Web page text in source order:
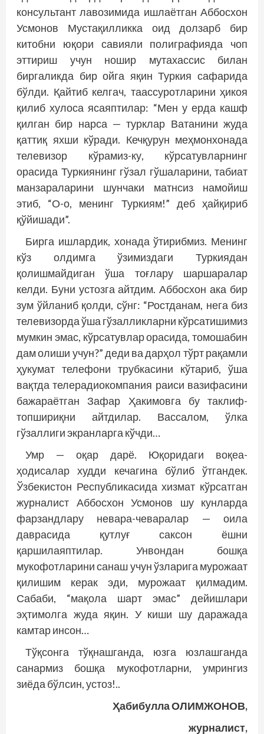
консультант лавозимида ишлаётган Аббосхон
Усмонов Мустақилликка оид долзарб бир
китобни юқори савияли полиграфияда чоп
эттириш учун ношир мутахассис билан
биргаликда бир ойга яқин Туркия сафарида
бўлди. Қайтиб келгач, таассуротларини ҳикоя
қилиб хулоса ясаяптилар: “Мен у ерда кашф
қилган бир нарса — турклар Ватанини жуда
қаттиқ яхши кўради. Кечқурун меҳмонхонада
телевизор кўрамиз-ку, кўрсатувларнинг
орасида Туркиянинг гўзал гўшаларини, табиат
манзараларини шунчаки матнсиз намойиш
этиб, “О-о, менинг Туркиям!” деб ҳайқириб
қўйишади”.
Бирга ишлардик, хонада ўтирибмиз. Менинг
кўз олдимга ўзимиздаги Туркиядан
қолишмайдиган ўша тоғлару шаршаралар
келди. Буни устозга айтдим. Аббосхон ака бир
зум ўйланиб қолди, сўнг: “Ростданам, нега биз
телевизорда ўша гўзалликларни кўрсатишимиз
мумкин эмас, кўрсатувлар орасида, томошабин
дам олиши учун?” деди ва дарҳол тўрт рақамли
ҳукумат телефони трубкасини кўтариб, ўша
вақтда телерадиокомпания раиси вазифасини
бажараётган Зафар Ҳакимовга бу таклиф-
топшириқни айтдилар. Вассалом, ўлка
гўзаллиги экранларга кўчди…
Умр — оқар дарё. Юқоридаги воқеа-
ҳодисалар худди кечагина бўлиб ўтгандек.
Ўзбекистон Республикасида хизмат кўрсатган
журналист Аббосхон Усмонов шу кунларда
фарзандлару невара-чеваралар — оила
даврасида қутлуғ саксон ёшни
қаршилаяптилар. Унвондан бошқа
мукофотларини санаш учун ўзларига мурожаат
қилишим керак эди, мурожаат қилмадим.
Сабаби, “мақола шарт эмас” дейишлари
эҳтимолга жуда яқин. У киши шу даражада
камтар инсон…
Тўқсонга тўқнашганда, юзга юзлашганда
санармиз бошқа мукофотларни, умрингиз
зиёда бўлсин, устоз!..
Ҳабибулла ОЛИМЖОНОВ,
журналист,